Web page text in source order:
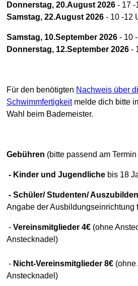
Donnerstag, 20.August 2026 - 17 -
Samstag, 22.August 2026 - 10 -12
Samstag, 10.September 2026 - 10
Donnerstag, 12.September 2026 -
Für den benötigten Nachweis über
Schwimmfertigkeitmelde dich bitte
Wahl beim Bademeister.
Gebühren (bitte passend am
- Kinder und Jugendliche bis 18
- Schüler/ Studenten/
Angabe der Ausbildungseinrichtung
- Vereinsmitglieder 4€ (ohne
Anstecknadel)
- Nicht-Vereinsmitglieder 8€
Anstecknadel)